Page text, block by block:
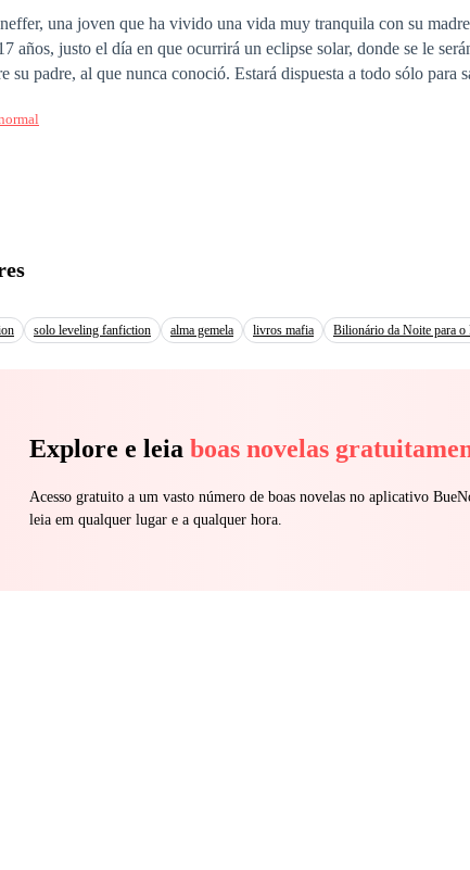
una joven que ha vivido una vida muy tranquila con su
años, justo el día en que ocurrirá un eclipse solar, donde se le
su padre, al que nunca conoció. Estará dispuesta a todo sólo para
solo leveling fanfiction alma gemela livros mafia Bilionário da Noite para o
Explore e leia boas novelas
Acesso gratuito a um vasto número de boas novelas no aplicativo
leia em qualquer lugar e a qualquer hora.